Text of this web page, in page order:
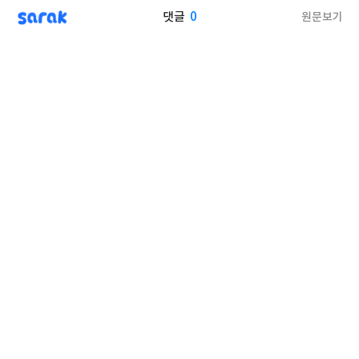
sarak 댓글 0 원문보기